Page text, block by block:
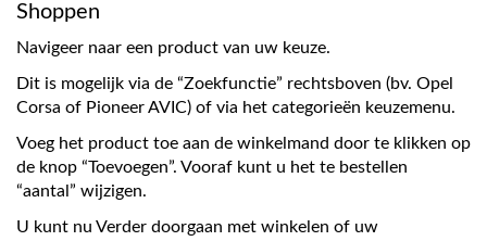
Shoppen
Navigeer naar een product van uw keuze.
Dit is mogelijk via de “Zoekfunctie” rechtsboven (bv. Opel
Corsa of Pioneer AVIC) of via het categorieën keuzemenu.
Voeg het product toe aan de winkelmand door te klikken op
de knop “Toevoegen”. Vooraf kunt u het te bestellen
“aantal” wijzigen.
U kunt nu Verder doorgaan met winkelen of uw